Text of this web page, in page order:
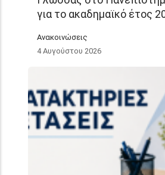
για το ακαδημαϊκό έτος
Ανακοινώσεις
4 Αυγούστου 2026